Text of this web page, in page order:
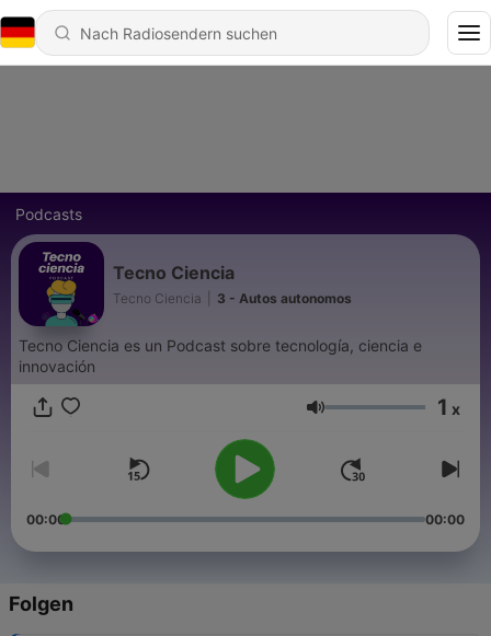
Podcasts
Tecno Ciencia
Tecno Ciencia 3 - Autos autonomos
Tecno Ciencia es un Podcast sobre tecnología, ciencia e
innovación
Lautstärke 1 x
00:00 00:00
Folgen